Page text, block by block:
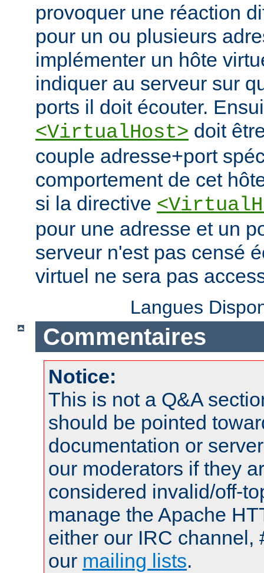
provoquer une réaction
pour un ou plusieurs
implémenter un hôte
indiquer au serveur sur
ports il doit écouter.
<VirtualHost> doit
couple adresse+port
comportement de cet
si la directive
pour une adresse et un
serveur n'est pas censé
virtuel ne sera pas
Langues
Commentaires
Notice:
This is not a Q&A
should be pointed
documentation or
our moderators if they
considered invalid/off-
manage the Apache
either our IRC channel,
our mailing lists.